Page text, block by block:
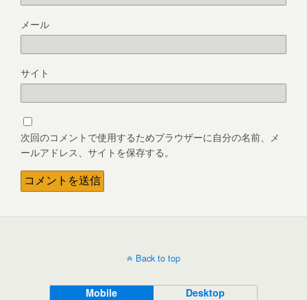
メール
サイト
次回のコメントで使用するためブラウザーに自分の名前、メ
ールアドレス、サイトを保存する。
Back to top
Mobile Desktop